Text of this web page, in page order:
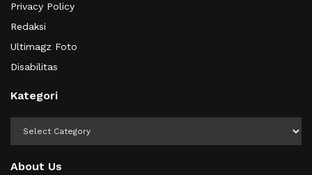
Privacy Policy
Redaksi
Ultimagz Foto
Disabilitas
Kategori
About Us